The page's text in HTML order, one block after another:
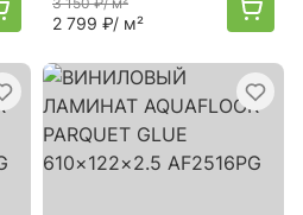
2 799 ₽/ м²